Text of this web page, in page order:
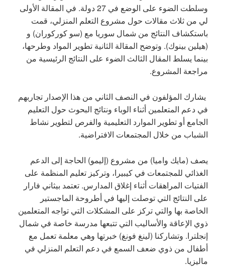
وسلطت الضوء على الوضع في 27 دولة. في المقالة الأولى
لي من ثلاث مقالات حول مشروع التعلم المنزلي، قمت
باستكشاف النتائج من شمال سوريا مع (سو كوركوران) و
(هيلين بينوك). وتوضح المقالة الثانية تطوير المواد وطرحها،
بينما يسلط المقال الثالث الضوء على النتائج الرئيسية من
مراجعة المشروع.
يشارك المؤلفون في النصف الثاني من هذا الإصدار تجاربهم
في دعم المتعلمين أثناء الوباء ونتائج البحوث حول التعليم
الجامع أو تطوير الموارد التعليمية والفرص لتطوير نشاط
الشباب من خلال المجتمعات الافتراضية.
يصف (مايك واميا) من مشروع (إليمو) الحاجة إلى الدعم
الغذائي للمجتمعات في كيبيرا، وتركيز تعليم المنظمة على
الفتيات المراهقات أثناء إغلاق المدارس. تعتمد بيثاني فارار
على النتائج التي توصلت إليها في أطروحة الماجستير
الخاصة بها والتي تركز على المشكلات التي تواجه المتعلمين
ذوي الإعاقة والأساليب التي تتبعها مدرسة خاصة في شمال
إنجلترا. وتشاركنا (لينغ فونغ) خبرتها وهي معلمة تعمل مع
أطفال من ذوي ضعف السمع في دعم التعلم المنزلي في
ماليزيا.